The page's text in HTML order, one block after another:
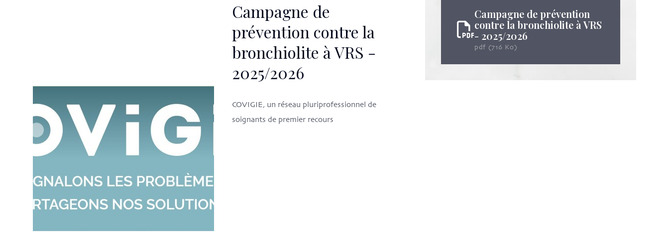
Campagne de
prévention contre la
bronchiolite à VRS -
2025/2026
COVIGIE, un réseau pluriprofessionnel de
soignants de premier recours
Campagne de prévention
contre la bronchiolite à VRS
- 2025/2026
pdf (716 Ko)